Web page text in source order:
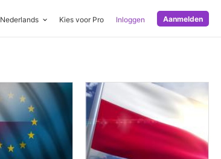
Nederlands Kies voor Pro Inloggen Aanmelden